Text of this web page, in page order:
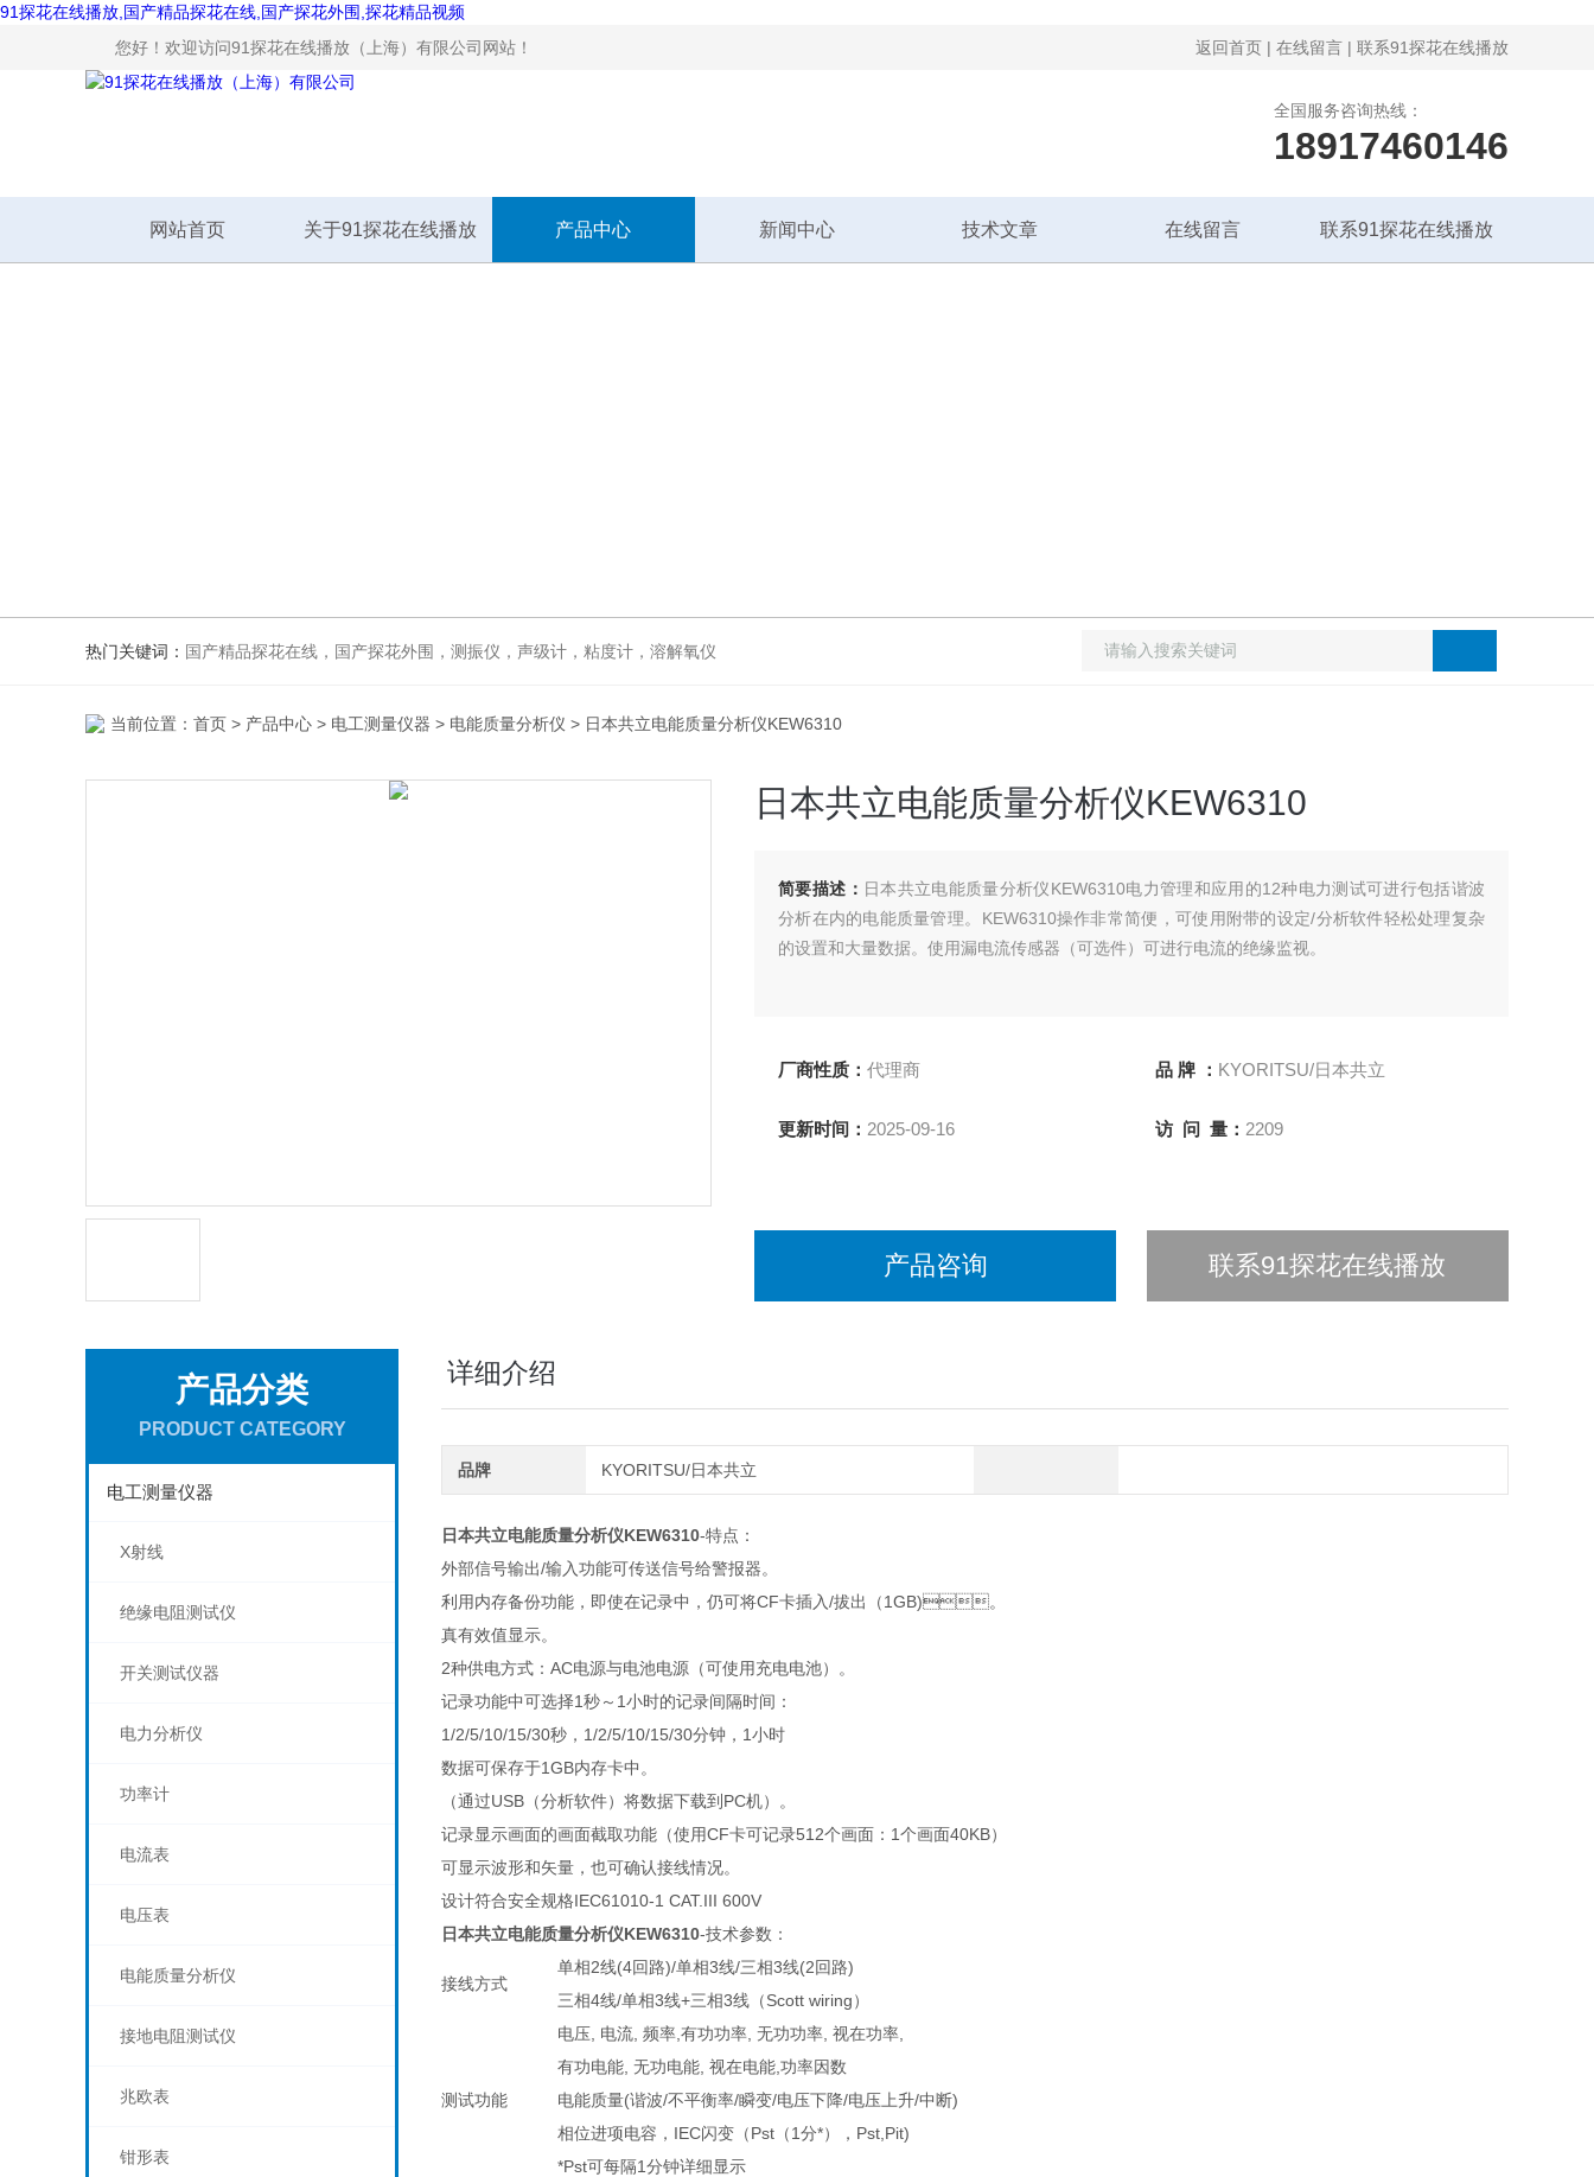
91探花在线播放,国产精品探花在线,国产探花外围,探花精品视频
您好！欢迎访问91探花在线播放（上海）有限公司网站！
返回首页 | 在线留言 | 联系91探花在线播放
全国服务咨询热线：
18917460146
网站首页 关于91探花在线播放 产品中心 新闻中心 技术文章 在线留言 联系91探花在线播放
热门关键词： 国产精品探花在线，国产探花外围，测振仪，声级计，粘度计，溶解氧仪
当前位置： 首页 > 产品中心 > 电工测量仪器 > 电能质量分析仪 > 日本共立电能质量分析仪KEW6310
日本共立电能质量分析仪KEW6310
简要描述： 日本共立电能质量分析仪KEW6310电力管理和应用的12种电力测试可进行包括谐波
分析在内的电能质量管理。KEW6310操作非常简便，可使用附带的设定/分析软件轻松处理复杂
的设置和大量数据。使用漏电流传感器（可选件）可进行电流的绝缘监视。
厂商性质： 代理商 品 牌 ： KYORITSU/日本共立
更新时间： 2025-09-16 访 问 量： 2209
产品咨询 联系91探花在线播放
产品分类
PRODUCT CATEGORY
电工测量仪器
X射线
绝缘电阻测试仪
开关测试仪器
电力分析仪
功率计
电流表
电压表
电能质量分析仪
接地电阻测试仪
兆欧表
钳形表
详细介绍
品牌 KYORITSU/日本共立
日本共立电能质量分析仪KEW6310-特点：
外部信号输出/输入功能可传送信号给警报器。
利用内存备份功能，即使在记录中，仍可将CF卡插入/拔出（1GB)。
真有效值显示。
2种供电方式：AC电源与电池电源（可使用充电电池）。
记录功能中可选择1秒～1小时的记录间隔时间：
1/2/5/10/15/30秒，1/2/5/10/15/30分钟，1小时
数据可保存于1GB内存卡中。
（通过USB（分析软件）将数据下载到PC机）。
记录显示画面的画面截取功能（使用CF卡可记录512个画面：1个画面40KB）
可显示波形和矢量，也可确认接线情况。
设计符合安全规格IEC61010-1 CAT.III 600V
日本共立电能质量分析仪KEW6310-技术参数：
接线方式
单相2线(4回路)/单相3线/三相3线(2回路)
三相4线/单相3线+三相3线（Scott wiring）
测试功能
电压, 电流, 频率,有功功率, 无功功率, 视在功率,
有功电能, 无功电能, 视在电能,功率因数
电能质量(谐波/不平衡率/瞬变/电压下降/电压上升/中断)
相位进项电容，IEC闪变（Pst（1分*），Pst,Pit)
*Pst可每隔1分钟详细显示